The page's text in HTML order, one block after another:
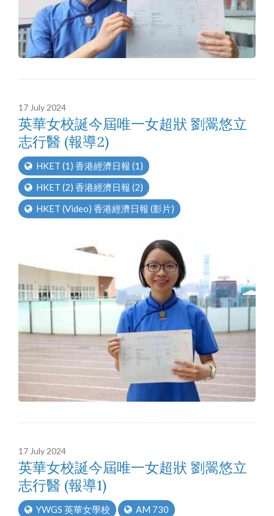
17 July 2024
英華女校誕今屆唯一女超狀 劉翯悠立
志行醫 (報導2)
HKET (1) 香港經濟日報 (1)
HKET (2) 香港經濟日報 (2)
HKET (Video) 香港經濟日報 (影片)
17 July 2024
英華女校誕今屆唯一女超狀 劉翯悠立
志行醫 (報導1)
YWGS 英華女學校
AM 730